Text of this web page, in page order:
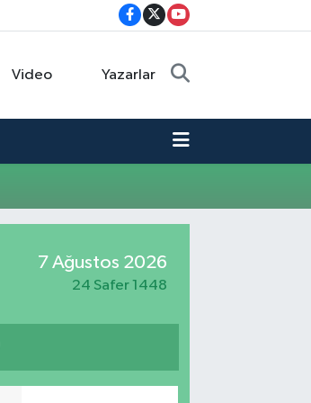
Video Yazarlar
7 Ağustos 2026
24 Safer 1448